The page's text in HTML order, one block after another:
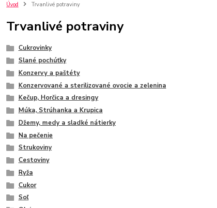
Úvod Trvanlivé potraviny
Trvanlivé potraviny
Cukrovinky
Slané pochúťky
Konzervy a paštéty
Konzervované a sterilizované ovocie a zelenina
Kečup, Horčica a dresingy
Múka, Strúhanka a Krupica
Džemy, medy a sladké nátierky
Na pečenie
Strukoviny
Cestoviny
Ryža
Cukor
Soľ